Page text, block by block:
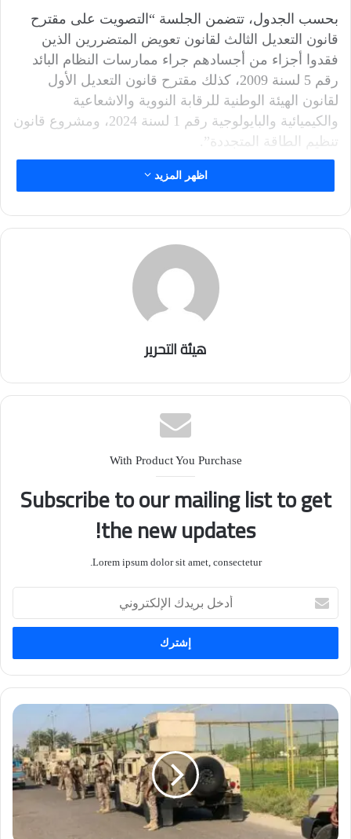
بحسب الجدول، تتضمن الجلسة “التصويت على مقترح
قانون التعديل الثالث لقانون تعويض المتضررين الذين
فقدوا أجزاء من أجسادهم جراء ممارسات النظام البائد
رقم 5 لسنة 2009، كذلك مقترح قانون التعديل الأول
لقانون الهيئة الوطنية للرقابة النووية والاشعاعية
والكيميائية والبايولوجية رقم 1 لسنة 2024، ومشروع قانون
تنظيم الطاقة المتجددة”.
كما تتضمن “التصويت على مشروع قانون تصديق اتفاقية
التصويت على مشروع قانون التعديل الرابع لقانون
حال اكتمال النصاب القانوني لانعقادها.
فيما يلي نسخة من جدول أعمال البرلمان:
اظهر المزيد
هيئة التحرير
With Product You Purchase
Subscribe to our mailing list to get
the new updates!
Lorem ipsum dolor sit amet, consectetur.
بريدك
الإلكتروني